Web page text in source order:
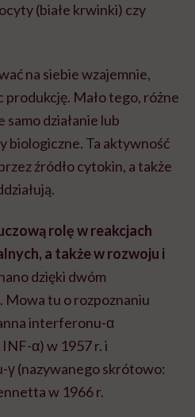
(białe krwinki) czy
na siebie wzajemnie,
produkcję. Mało tego, różne
działanie lub
biologiczne. Ta aktywność
źródło cytokin, a także
rolę w reakcjach
a także w rozwoju i
dzięki dwóm
Mowa tu o rozpoznaniu
interferonu-α
α) w 1957 r. i
(nazywanego skrótowo:
w 1966 r.